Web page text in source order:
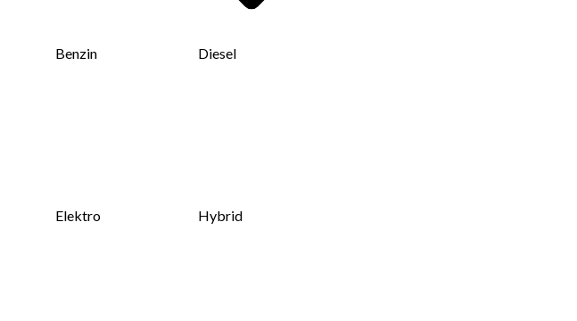
Benzin Diesel
Elektro Hybrid